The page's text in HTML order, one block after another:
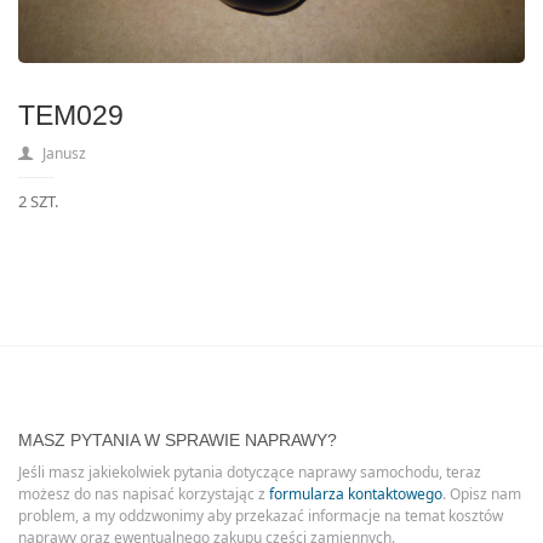
TEM029
Janusz
2 SZT.
MASZ PYTANIA W SPRAWIE NAPRAWY?
Jeśli masz jakiekolwiek pytania dotyczące naprawy samochodu, teraz
możesz do nas napisać korzystając z formularza kontaktowego. Opisz nam
problem, a my oddzwonimy aby przekazać informacje na temat kosztów
naprawy oraz ewentualnego zakupu części zamiennych.